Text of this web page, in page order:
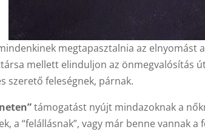
megtapasztalnia az elnyomást
mellett elinduljon az önmegvalósítás
szerető feleségnek, párnak.
támogatást nyújt mindazoknak a
a “felállásnak”, vagy már benne vannak